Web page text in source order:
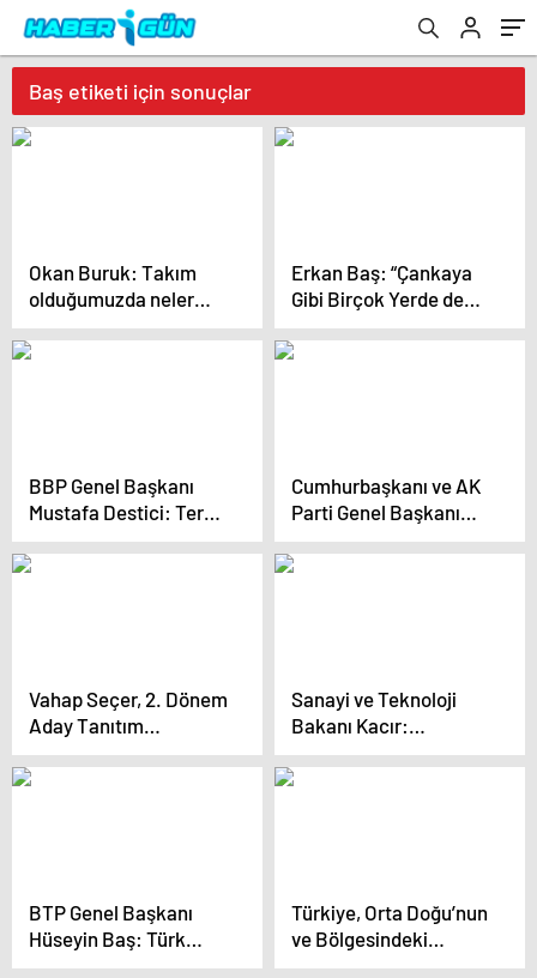
Baş etiketi için sonuçlar
Okan Buruk: Takım
olduğumuzda neler
yapabileceğimizi
gösteriyoruz
Erkan Baş: “Çankaya
Gibi Birçok Yerde de
Bir Muhalefet
Tembelliği Başladı.
BBP Genel Başkanı
Mustafa Destici: Terör
örgütleriyle iş
yapılamaz
Cumhurbaşkanı ve AK
Parti Genel Başkanı
Erdoğan, Muğla
mitinginde konuştu: (2)
Vahap Seçer, 2. Dönem
Aday Tanıtım
Toplantısı’nda
Projelerini Kamuoyuna
Sanayi ve Teknoloji
Bakanı Kacır:
Milletimizin desteğiyle
şehirleri geleceğe
BTP Genel Başkanı
Hüseyin Baş: Türk
siyaseti al birini vur
Türkiye, Orta Doğu’nun
ve Bölgesindeki
Ülkelerin Güvenli